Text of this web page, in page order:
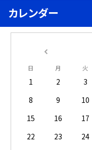
カレンダー
日 月 火
1 2 3
8
9 10
15
16 17
22
23 24